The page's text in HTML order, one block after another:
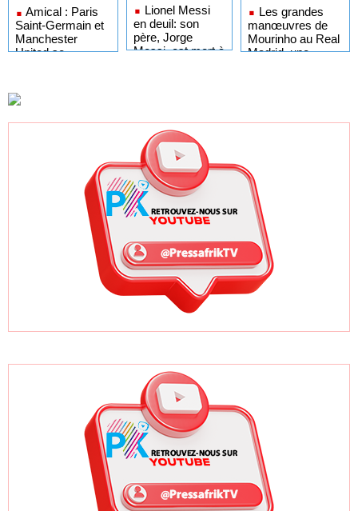
Amical : Paris
Saint-Germain et
Manchester
United se
buteur
Lionel Messi
en deuil: son
père, Jorge
Messi, est mort à
Les grandes
manœuvres de
Mourinho au Real
Madrid, une